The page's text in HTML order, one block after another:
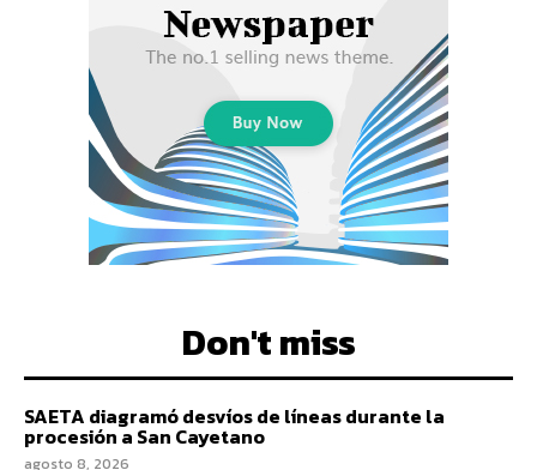
Don't miss
SAETA diagramó desvíos de líneas durante la
procesión a San Cayetano
agosto 8, 2026